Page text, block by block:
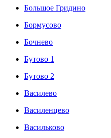
Большое Гридино
Бормусово
Бочнево
Бутово 1
Бутово 2
Василево
Василенцево
Васильково